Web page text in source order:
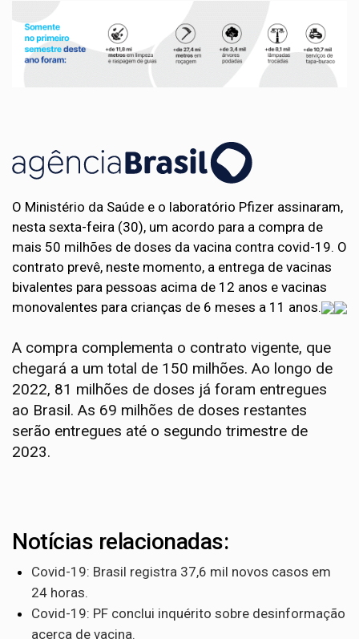
O Ministério da Saúde e o laboratório Pfizer assinaram,
nesta sexta-feira (30), um acordo para a compra de
mais 50 milhões de doses da vacina contra covid-19. O
contrato prevê, neste momento, a entrega de vacinas
bivalentes para pessoas acima de 12 anos e vacinas
monovalentes para crianças de 6 meses a 11 anos.
A compra complementa o contrato vigente, que
chegará a um total de 150 milhões. Ao longo de
2022, 81 milhões de doses já foram entregues
ao Brasil. As 69 milhões de doses restantes
serão entregues até o segundo trimestre de
2023.
Notícias relacionadas:
Covid-19: Brasil registra 37,6 mil novos casos em
24 horas.
Covid-19: PF conclui inquérito sobre desinformação
acerca de vacina.